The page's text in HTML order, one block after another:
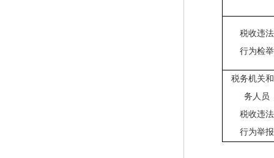
税收违法
行为检举
税务机关
务人员
税收违法
行为举报